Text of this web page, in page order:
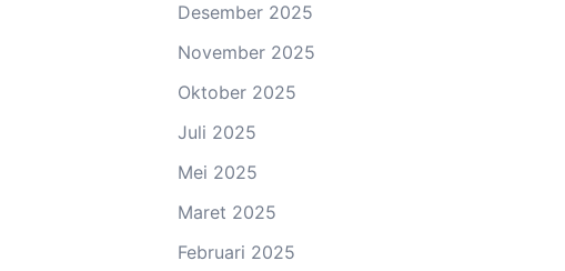
Desember 2025
November 2025
Oktober 2025
Juli 2025
Mei 2025
Maret 2025
Februari 2025